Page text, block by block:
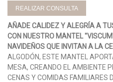
REALIZAR CONSULTA
AÑADE CALIDEZ Y ALEGRÍA A
CON NUESTRO MANTEL
NAVIDEÑOS QUE INVITAN A LA
ALGODÓN, ESTE MANTEL
MESA, CREANDO EL AMBIENTE
CENAS Y COMIDAS FAMILIARES